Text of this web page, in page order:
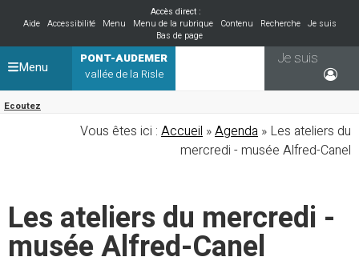
Accès direct :
Aide
Accessibilité Menu Menu de la rubrique Contenu Recherche
Je suis
Bas de page
PONT-AUDEMER
vallée de la Risle
Ecoutez
Je suis
Menu
Vous êtes ici : Accueil »Agenda » Les ateliers du
mercredi - musée Alfred-Canel
Les ateliers du mercredi -
musée Alfred-Canel